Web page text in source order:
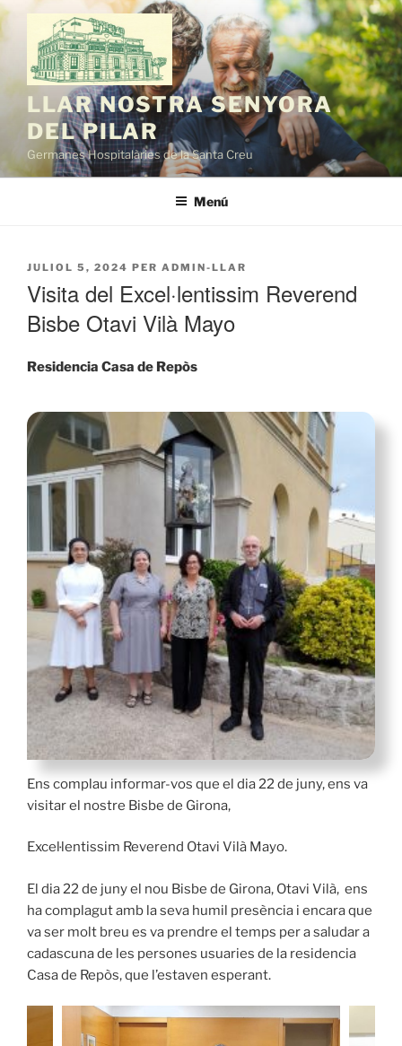
Vés
contingut
LLAR NOSTRA SENYORA
DEL PILAR
Germanes Hospitalàries de la Santa Creu
Menú
PUBLICAT
JULIOL 5, 2024 PER ADMIN-LLAR
Visita del Excel·lentissim Reverend
Bisbe Otavi Vilà Mayo
Residencia Casa de Repòs
Ens complau informar-vos que el dia 22 de juny, ens va
visitar el nostre Bisbe de Girona,
Excel·lentissim Reverend Otavi Vilà Mayo.
El dia 22 de juny el nou Bisbe de Girona, Otavi Vilà, ens
ha complagut amb la seva humil presència i encara que
va ser molt breu es va prendre el temps per a saludar a
cadascuna de les persones usuaries de la residencia
Casa de Repòs, que l’estaven esperant.